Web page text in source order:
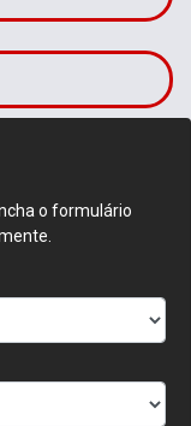
o formulário